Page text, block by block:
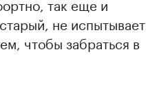
так еще и
не испытывает
чтобы забраться в